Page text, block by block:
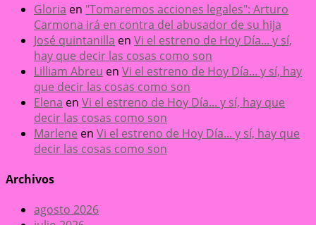
Gloria en "Tomaremos acciones legales": Arturo
Carmona irá en contra del abusador de su hija
José quintanilla en Vi el estreno de Hoy Día... y sí,
hay que decir las cosas como son
Lilliam Abreu en Vi el estreno de Hoy Día... y sí, hay
que decir las cosas como son
Elena en Vi el estreno de Hoy Día... y sí, hay que
decir las cosas como son
Marlene en Vi el estreno de Hoy Día... y sí, hay que
decir las cosas como son
Archivos
agosto 2026